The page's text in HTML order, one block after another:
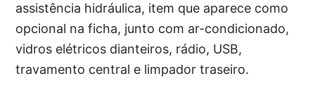
assistência hidráulica, item que aparece como
opcional na ficha, junto com ar-condicionado,
vidros elétricos dianteiros, rádio, USB,
travamento central e limpador traseiro.